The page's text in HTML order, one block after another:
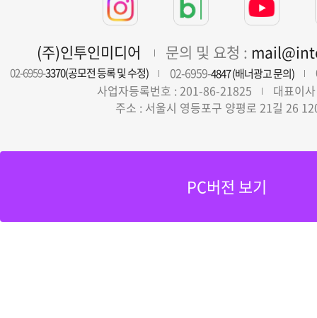
(주)인투인미디어 문의 및 요청 :
02-6959-3370(공모전 등록 및 수정) 02-6959-4847 (배너광고 문의)
사업자등록번호 : 201-86-21825
대표이
주소 : 서울시 영등포구 양평로 21길 26
PC버전 보기